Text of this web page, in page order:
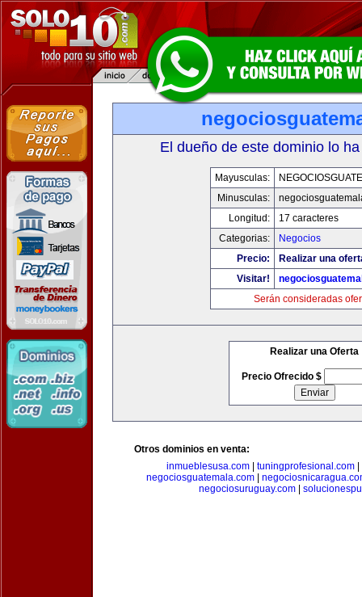
El dueño de este dominio lo
Mayusculas:
Minusculas:
Longitud:
17 caracteres
Categorias:
Negocios
Precio:
Realizar una
Visitar!
Serán consideradas
Realizar una Oferta
Precio Ofrecido $
Otros dominios en venta:
inmueblesusa.com
tuningprofesional.com
negociosguatemala.com
negociosuruguay.com